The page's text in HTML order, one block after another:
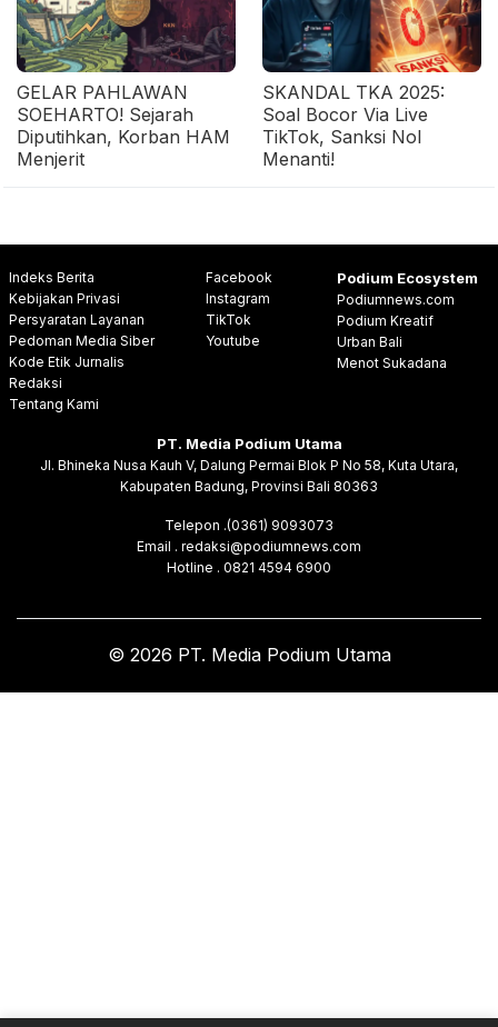
GELAR PAHLAWAN
SOEHARTO! Sejarah
Diputihkan, Korban HAM
Menjerit
SKANDAL TKA 2025:
Soal Bocor Via Live
TikTok, Sanksi Nol
Menanti!
Indeks Berita
Kebijakan Privasi
Persyaratan Layanan
Pedoman Media Siber
Kode Etik Jurnalis
Redaksi
Tentang Kami
Facebook
Instagram
TikTok
Youtube
Podium Ecosystem
Podiumnews.com
Podium Kreatif
Urban Bali
Menot Sukadana
PT. Media Podium Utama
Jl. Bhineka Nusa Kauh V, Dalung Permai Blok P No 58, Kuta Utara,
Kabupaten Badung, Provinsi Bali 80363
Telepon .(0361) 9093073
Email . redaksi@podiumnews.com
Hotline . 0821 4594 6900
© 2026 PT. Media Podium Utama